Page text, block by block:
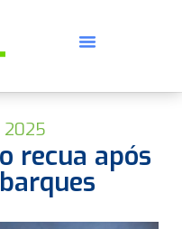
2025
recua após